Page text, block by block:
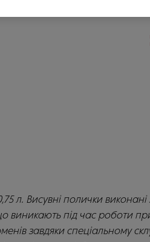
л. Висувні полички
виникають під час роботи
завдяки спеціальному